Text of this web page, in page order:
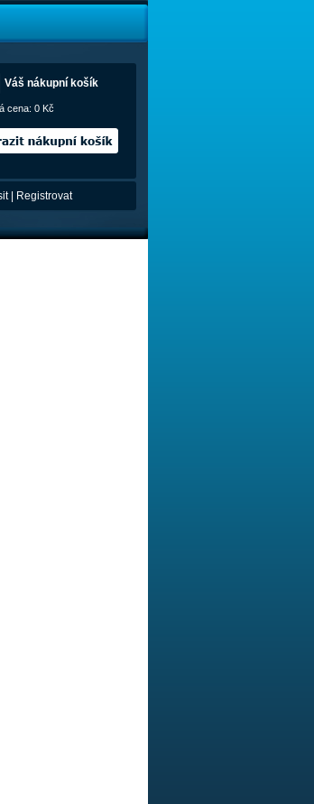
Váš nákupní košík
cena: 0 Kč
| Registrovat